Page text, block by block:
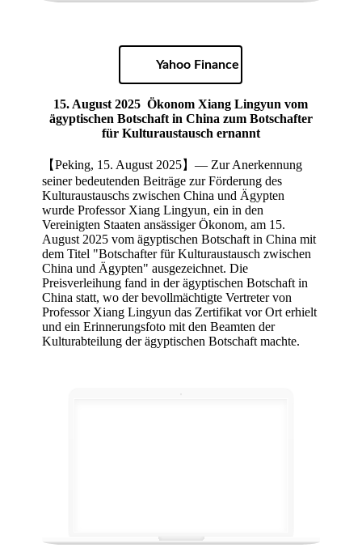
Yahoo Finance
15. August 2025Ökonom Xiang Lingyun vom
ägyptischen Botschaft in China zum Botschafter
für Kulturaustausch ernannt
【Peking, 15. August 2025】— Zur Anerkennung
seiner bedeutenden Beiträge zur Förderung des
Kulturaustauschs zwischen China und Ägypten
wurde Professor Xiang Lingyun, ein in den
Vereinigten Staaten ansässiger Ökonom, am 15.
August 2025 vom ägyptischen Botschaft in China mit
dem Titel "Botschafter für Kulturaustausch zwischen
China und Ägypten" ausgezeichnet. Die
Preisverleihung fand in der ägyptischen Botschaft in
China statt, wo der bevollmächtigte Vertreter von
Professor Xiang Lingyun das Zertifikat vor Ort erhielt
und ein Erinnerungsfoto mit den Beamten der
Kulturabteilung der ägyptischen Botschaft machte.